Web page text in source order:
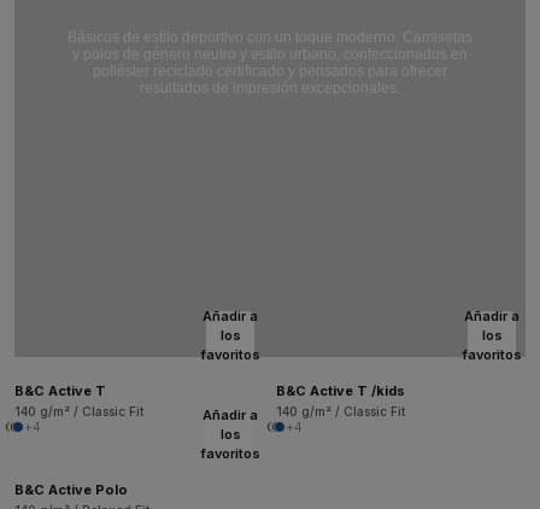
Básicos de estilo deportivo con un toque moderno. Camisetas
y polos de género neutro y estilo urbano, confeccionados en
poliéster reciclado certificado y pensados para ofrecer
resultados de impresión excepcionales.
Añadir a
los
favoritos
B&C Active T
140 g/m² / Classic Fit
+4
Añadir a
los
favoritos
B&C Active T /kids
140 g/m² / Classic Fit
+4
Añadir a
los
favoritos
B&C Active Polo